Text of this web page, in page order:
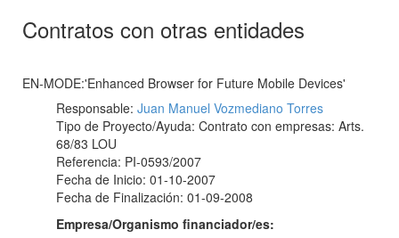
Contratos con otras entidades
EN-MODE:'Enhanced Browser for Future Mobile Devices'
Responsable: Juan Manuel Vozmediano Torres
Tipo de Proyecto/Ayuda: Contrato con empresas: Arts.
68/83 LOU
Referencia: PI-0593/2007
Fecha de Inicio: 01-10-2007
Fecha de Finalización: 01-09-2008
Empresa/Organismo financiador/es: